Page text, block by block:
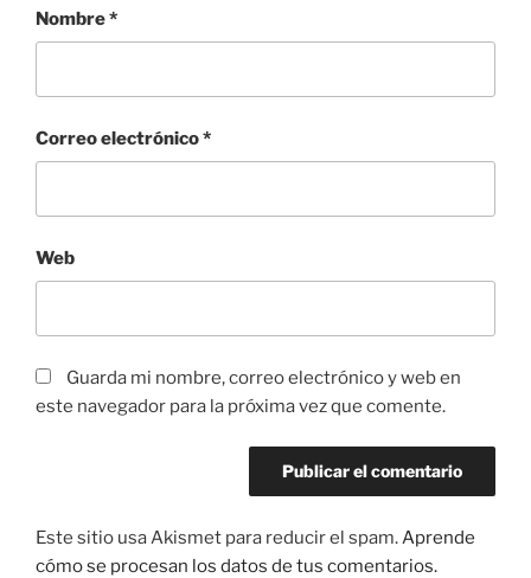
Nombre*
Correo electrónico*
Web
Guarda mi nombre, correo electrónico y web en
este navegador para la próxima vez que comente.
Este sitio usa Akismet para reducir el spam.Aprende
cómo se procesan los datos de tus comentarios.